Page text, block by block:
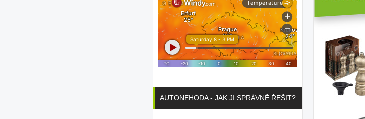
AUTONEHODA - JAK JI SPRÁVNĚ ŘEŠIT?